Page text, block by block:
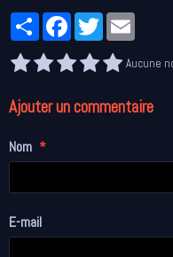
PartagerFacebookTwitter
Aucune
Ajouter un commentaire
Nom
E-mail